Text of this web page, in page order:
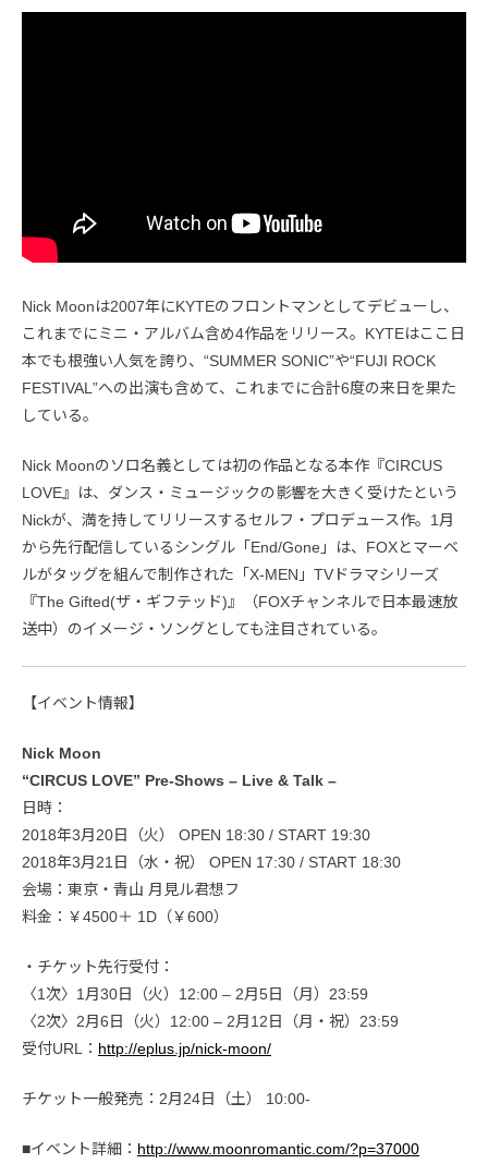
Nick Moonは2007年にKYTEのフロントマンとしてデビューし、
これまでにミニ・アルバム含め4作品をリリース。KYTEはここ日
本でも根強い人気を誇り、“SUMMER SONIC”や“FUJI ROCK
FESTIVAL”への出演も含めて、これまでに合計6度の来日を果た
している。
Nick Moonのソロ名義としては初の作品となる本作『CIRCUS
LOVE』は、ダンス・ミュージックの影響を大きく受けたという
Nickが、満を持してリリースするセルフ・プロデュース作。1月
から先行配信しているシングル「End/Gone」は、FOXとマーベ
ルがタッグを組んで制作された「X-MEN」TVドラマシリーズ
『The Gifted(ザ・ギフテッド)』（FOXチャンネルで日本最速放
送中）のイメージ・ソングとしても注目されている。
【イベント情報】
Nick Moon
“CIRCUS LOVE” Pre-Shows – Live & Talk –
日時：
2018年3月20日（火） OPEN 18:30 / START 19:30
2018年3月21日（水・祝） OPEN 17:30 / START 18:30
会場：東京・青山 月見ル君想フ
料金：￥4500＋ 1D（￥600）
・チケット先行受付：
〈1次〉1月30日（火）12:00 – 2月5日（月）23:59
〈2次〉2月6日（火）12:00 – 2月12日（月・祝）23:59
受付URL： http://eplus.jp/nick-moon/
チケット一般発売：2月24日（土） 10:00-
■イベント詳細： http://www.moonromantic.com/?p=37000